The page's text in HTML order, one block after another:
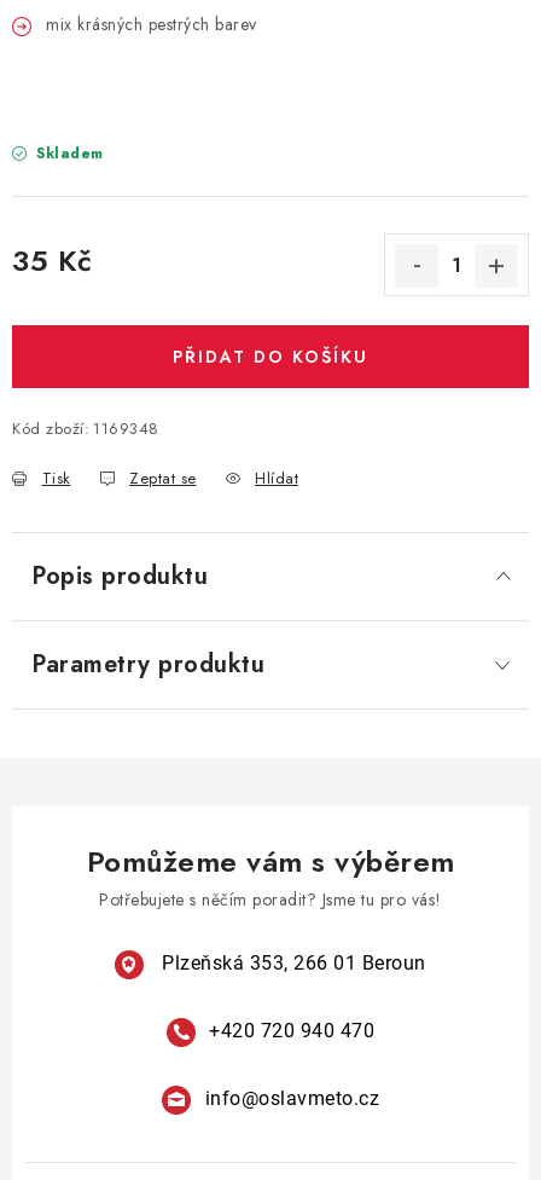
OSLAVA PODLE BAREV
PIŇATY
SEZÓNNÍ SVÁTKY
ORGANZY, STOLOVÉ ŠERPY
Kontakty
Obchodní podmínky
Podmínky ochrany osobních údajů
mix krásných pestrých barev
Skladem
35 Kč
PŘIDAT DO KOŠÍKU
Kód zboží: 1169348
Tisk Zeptat se Hlídat
Popis produktu
Parametry produktu
Pomůžeme vám s výběrem
Potřebujete s něčím poradit? Jsme tu pro vás!
Plzeňská 353, 266 01 Beroun
+420 720 940 470
info@oslavmeto.cz